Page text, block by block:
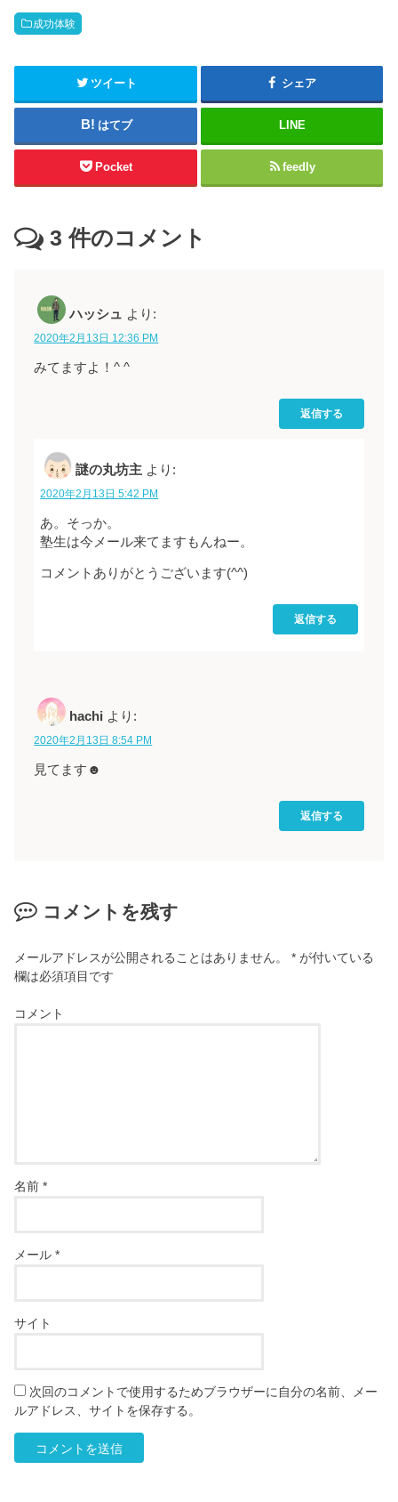
成功体験
ツイート シェア
はてブ LINE
Pocket feedly
3 件のコメント
ハッシュ より:
2020年2月13日 12:36 PM
みてますよ！^ ^
返信する
謎の丸坊主 より:
2020年2月13日 5:42 PM
あ。そっか。
塾生は今メール来てますもんねー。
コメントありがとうございます(^^)
返信する
hachi より:
2020年2月13日 8:54 PM
見てます☻
返信する
コメントを残す
メールアドレスが公開されることはありません。 * が付いている
欄は必須項目です
コメント
名前*
メール*
サイト
次回のコメントで使用するためブラウザーに自分の名前、メー
ルアドレス、サイトを保存する。